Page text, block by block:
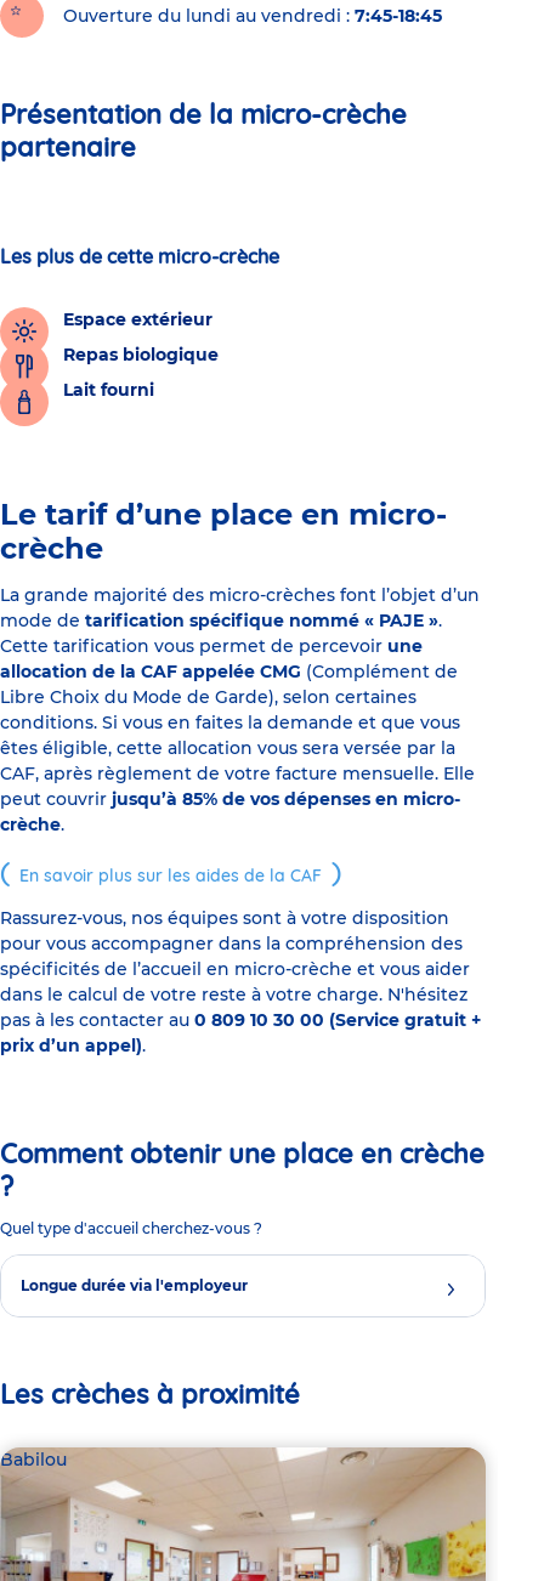
Ouverture du lundi au vendredi : 7:45-18:45
Présentation de la micro-crèche
partenaire
Les plus de cette micro-crèche
Espace extérieur
Repas biologique
Lait fourni
Le tarif d’une place en micro-
crèche
La grande majorité des micro-crèches font l’objet d’un
mode de tarification spécifique nommé « PAJE ».
Cette tarification vous permet de percevoir une
allocation de la CAF appelée CMG (Complément de
Libre Choix du Mode de Garde), selon certaines
conditions. Si vous en faites la demande et que vous
êtes éligible, cette allocation vous sera versée par la
CAF, après règlement de votre facture mensuelle. Elle
peut couvrir jusqu’à 85% de vos dépenses en micro-
crèche.
En savoir plus sur les aides de la CAF
Rassurez-vous, nos équipes sont à votre disposition
pour vous accompagner dans la compréhension des
spécificités de l’accueil en micro-crèche et vous aider
dans le calcul de votre reste à votre charge. N'hésitez
pas à les contacter au 0 809 10 30 00 (Service gratuit +
prix d’un appel).
Comment obtenir une place en crèche
?
Quel type d'accueil cherchez-vous ?
Longue durée via l'employeur
Les crèches à proximité
Babilou